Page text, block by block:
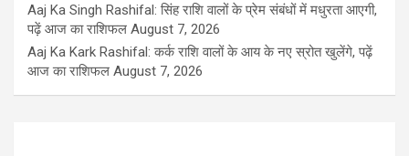
Aaj Ka Singh Rashifal: सिंह राशि वालों के प्रेम संबंधों में मधुरता आएगी,
पढ़ें आज का राशिफल August 7, 2026
Aaj Ka Kark Rashifal: कर्क राशि वालों के आय के नए स्रोत खुलेंगे, पढ़ें
आज का राशिफल August 7, 2026